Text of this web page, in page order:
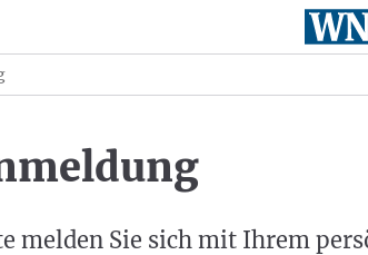
melden Sie sich mit Ihrem